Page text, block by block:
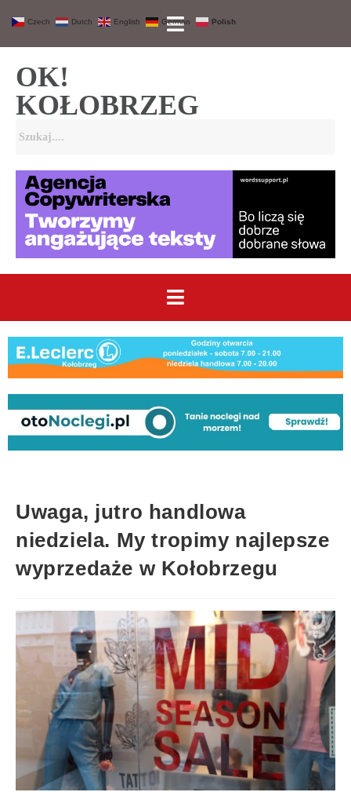
OK!
KOŁOBRZEG
Uwaga, jutro handlowa
niedziela. My tropimy najlepsze
wyprzedaże w Kołobrzegu
Czech Dutch English German Polish